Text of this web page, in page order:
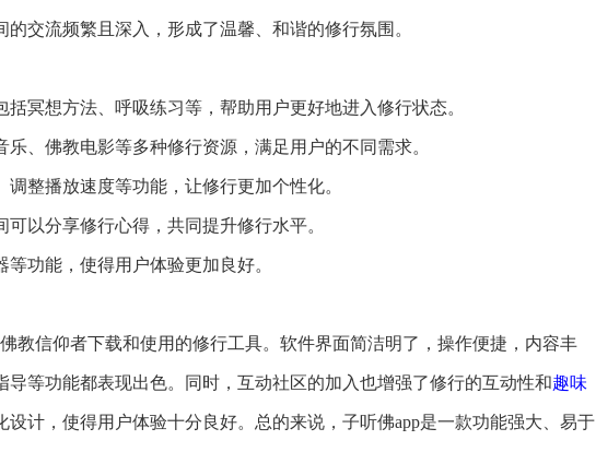
交流频繁且深入，形成了温馨、和谐的修行氛围。
冥想方法、呼吸练习等，帮助用户更好地进入修行状态。
、佛教电影等多种修行资源，满足用户的不同需求。
整播放速度等功能，让修行更加个性化。
以分享修行心得，共同提升修行水平。
功能，使得用户体验更加良好。
教信仰者下载和使用的修行工具。软件界面简洁明了，操作便捷，内容丰
等功能都表现出色。同时，互动社区的加入也增强了修行的互动性和趣味
计，使得用户体验十分良好。总的来说，子听佛app是一款功能强大、易于